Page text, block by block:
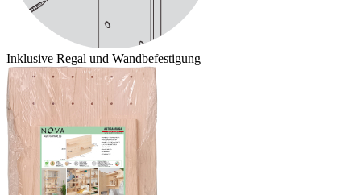
Inklusive Regal und Wandbefestigung